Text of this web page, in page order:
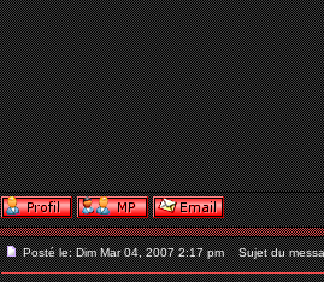
Posté le: Dim Mar 04, 2007 2:17 pm Sujet du